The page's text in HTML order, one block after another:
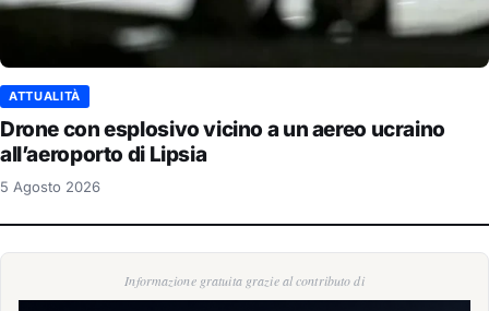
ATTUALITÀ
Drone con esplosivo vicino a un aereo ucraino
all’aeroporto di Lipsia
5 Agosto 2026
Informazione gratuita grazie al contributo di